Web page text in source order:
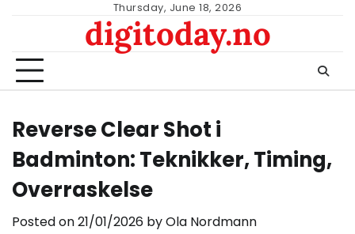
Thursday, June 18, 2026
digitoday.no
Reverse Clear Shot i
Badminton: Teknikker, Timing,
Overraskelse
Posted on21/01/2026 byOla Nordmann